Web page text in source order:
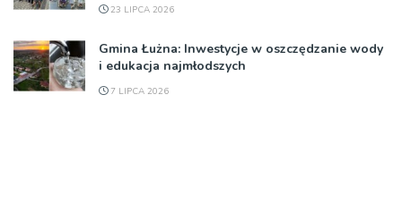
23 LIPCA 2026
Gmina Łużna: Inwestycje w oszczędzanie wody
i edukacja najmłodszych
7 LIPCA 2026